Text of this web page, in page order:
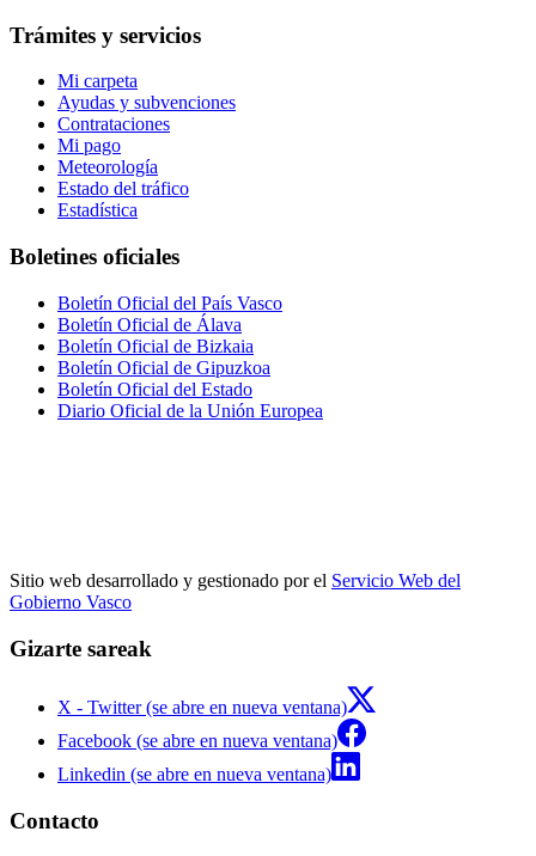
Trámites y servicios
Mi carpeta
Ayudas y subvenciones
Contrataciones
Mi pago
Meteorología
Estado del tráfico
Estadística
Boletines oficiales
Boletín Oficial del País Vasco
Boletín Oficial de Álava
Boletín Oficial de Bizkaia
Boletín Oficial de Gipuzkoa
Boletín Oficial del Estado
Diario Oficial de la Unión Europea
Sitio web desarrollado y gestionado por el Servicio Web del
Gobierno Vasco
Gizarte sareak
X - Twitter (se abre en nueva ventana)
Facebook (se abre en nueva ventana)
Linkedin (se abre en nueva ventana)
Contacto